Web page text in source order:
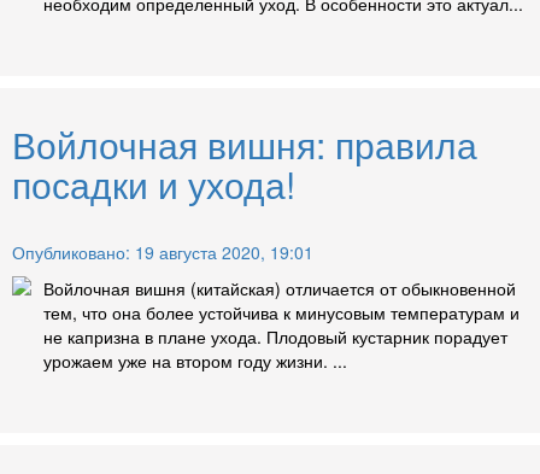
Войлочная вишня: правила
посадки и ухода!
Опубликовано: 19 августа 2020, 19:01
Войлочная вишня (китайская) отличается от обыкновенной
тем, что она более устойчива к минусовым температурам и
не капризна в плане ухода. Плодовый кустарник порадует
урожаем уже на втором году жизни. ...